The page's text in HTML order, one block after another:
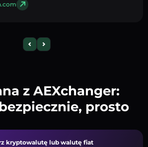
z AEXchanger:
prosto
kryptowalutę lub walutę fiat